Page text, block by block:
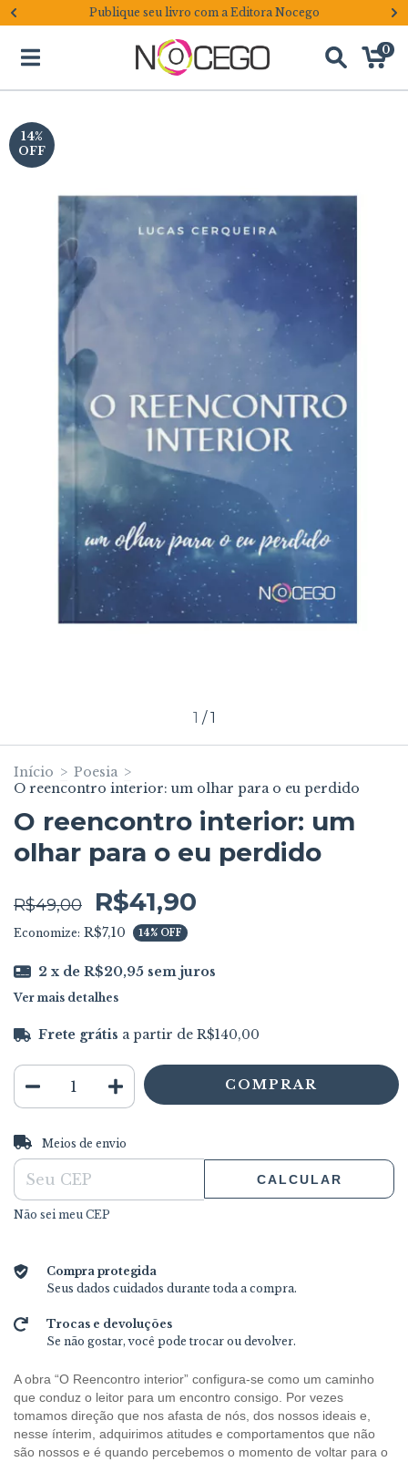
Publique seu livro com a Editora Nocego
0
14%
OFF
1 /1
Início > Poesia >
O reencontro interior: um olhar para o eu perdido
O reencontro interior: um
olhar para o eu perdido
R$49,00 R$41,90
Economize: R$7,10 14% OFF
2 x de R$20,95 sem juros
Ver mais detalhes
Frete grátis a partir de R$140,00
Entregas para o CEP:
Meios de envio
CALCULAR
Não sei meu CEP
Compra protegida
Seus dados cuidados durante toda a compra.
Trocas e devoluções
Se não gostar, você pode trocar ou devolver.
A obra “O Reencontro interior” configura-se como um caminho
que conduz o leitor para um encontro consigo. Por vezes
tomamos direção que nos afasta de nós, dos nossos ideais e,
nesse ínterim, adquirimos atitudes e comportamentos que não
são nossos e é quando percebemos o momento de voltar para o